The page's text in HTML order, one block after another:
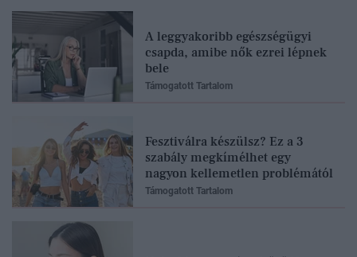
A leggyakoribb egészségügyi
csapda, amibe nők ezrei lépnek
bele
Támogatott Tartalom
Fesztiválra készülsz? Ez a 3
szabály megkímélhet egy
nagyon kellemetlen problémától
Támogatott Tartalom